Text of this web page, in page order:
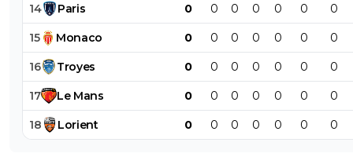
14 Paris 0 0 0 0 0 0 0
15 Monaco 0 0 0 0 0 0 0
16 Troyes 0 0 0 0 0 0 0
17 Le Mans 0 0 0 0 0 0 0
18 Lorient 0 0 0 0 0 0 0